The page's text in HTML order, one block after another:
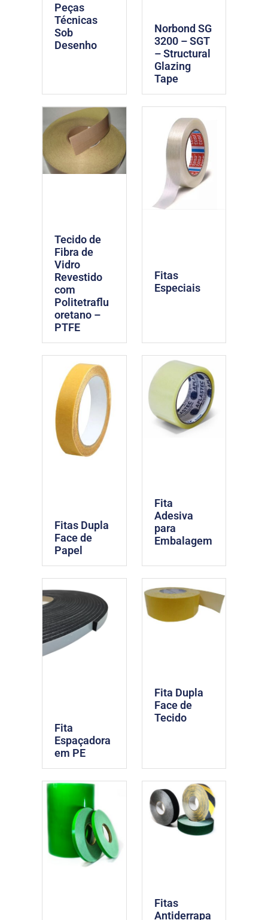
Peças
Técnicas
Sob
Desenho
Norbond SG
3200 – SGT
– Structural
Glazing
Tape
Tecido de
Fibra de
Vidro
Revestido
com
Politetraflu
oretano –
PTFE
Fitas
Especiais
Fitas Dupla
Face de
Papel
Fita
Adesiva
para
Embalagem
Fita
Espaçadora
em PE
Fita Dupla
Face de
Tecido
Fitas
Antiderrapa